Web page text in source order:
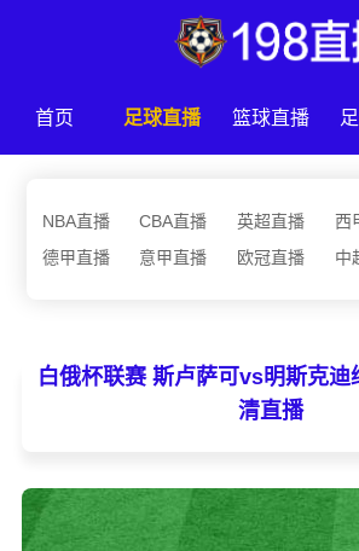
首页 足球直播 篮球直播
NBA直播 CBA直播 英超直播 西
德甲直播
意甲直播 欧冠直播 中
白俄杯联赛 斯卢萨可vs明斯克迪
清直播